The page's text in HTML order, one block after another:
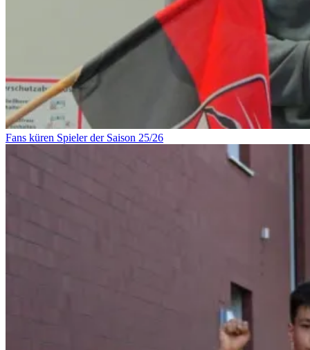
Fans küren Spieler der Saison 25/26